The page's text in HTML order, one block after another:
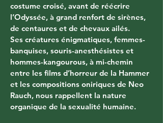
costume croisé, avant de réécrire
l’Odyssée, à grand renfort de sirènes,
de centaures et de chevaux ailés.
Ses créatures énigmatiques, femmes-
banquises, souris-anesthésistes et
hommes-kangourous, à mi-chemin
entre les films d’horreur de la Hammer
et les compositions oniriques de Neo
Rauch, nous rappellent la nature
organique de la sexualité humaine.